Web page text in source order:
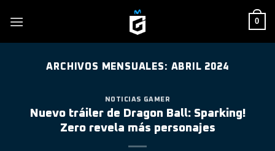
0
ARCHIVOS MENSUALES: ABRIL 2024
NOTICIAS GAMER
Nuevo tráiler de Dragon Ball: Sparking!
Zero revela más personajes